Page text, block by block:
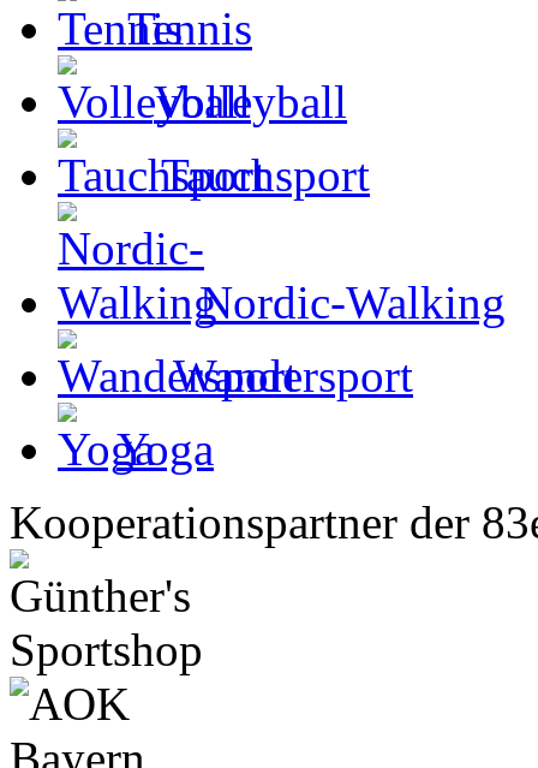
Tennis
Volleyball
Tauchsport
Nordic-Walking
Wandersport
Yoga
Kooperationspartner der